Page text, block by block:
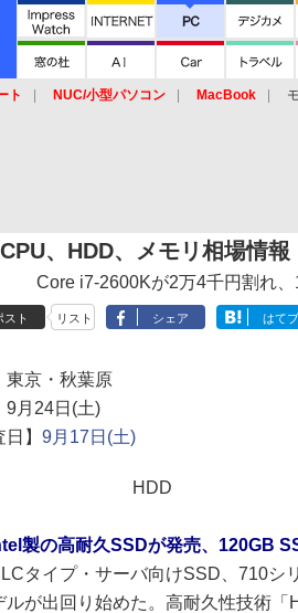
ト NUC/小型パソコン MacBook
CPU、HDD、メモリ相場情
Core i7-2600Kが2万4千円割れ
スト リスト シェア はてブ
東京・秋葉原
9月24日(土)
】 9月17日(土)
HDD
製の高耐久SSDが発売、120GB
タイプ・サーバ向けSSD、710シ
ルが出回り始めた。高耐久性技術「